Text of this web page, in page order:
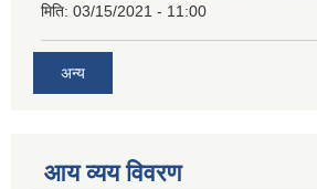
मिति: 03/15/2021 - 11:00
अन्य
आय व्यय विवरण